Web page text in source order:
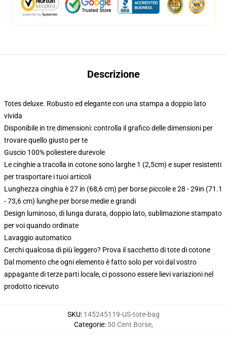
Descrizione
Totes deluxe. Robusto ed elegante con una stampa a doppio lato
vivida
Disponibile in tre dimensioni: controlla il grafico delle dimensioni per
trovare quello giusto per te
Guscio 100% poliestere durevole
Le cinghie a tracolla in cotone sono larghe 1 (2,5cm) e super resistenti
per trasportare i tuoi articoli
Lunghezza cinghia è 27 in (68,6 cm) per borse piccole e 28 - 29in (71.1
- 73,6 cm) lunghe per borse medie e grandi
Design luminoso, di lunga durata, doppio lato, sublimazione stampato
per voi quando ordinate
Lavaggio automatico
Cerchi qualcosa di più leggero? Prova il sacchetto di tote di cotone
Dal momento che ogni elemento è fatto solo per voi dal vostro
appagante di terze parti locale, ci possono essere lievi variazioni nel
prodotto ricevuto
SKU: 145245119-US-tote-bag
Categorie: 50 Cent Borse,